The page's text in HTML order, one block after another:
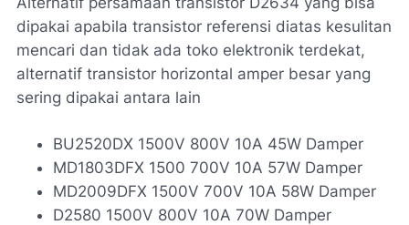
dipakai apabila transistor referensi diatas kesulitan
mencari dan tidak ada toko elektronik terdekat,
alternatif transistor horizontal amper besar yang
sering dipakai antara lain
BU2520DX 1500V 800V 10A 45W Damper
MD1803DFX 1500 700V 10A 57W Damper
MD2009DFX 1500V 700V 10A 58W Damper
D2580 1500V 800V 10A 70W Damper